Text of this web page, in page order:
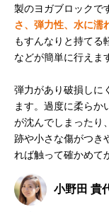
製のヨガブロックで
さ、弾力性、水に濡
もすんなりと持てる
などが簡単に行えま
弾力があり破損しに
ます。過度に柔らか
が沈んでしまったり
跡や小さな傷がつき
れば触って確かめて
小野田 貴